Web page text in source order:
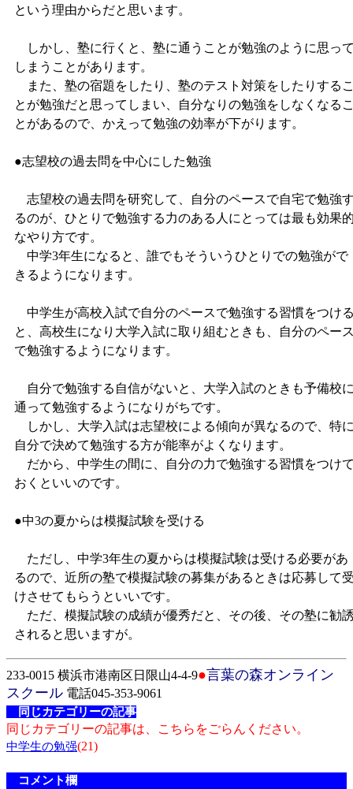
という理由からだと思います。
しかし、塾に行くと、塾に通うことが勉強のように思っ
しまうことがあります。
また、塾の宿題をしたり、塾のテスト対策をしたりする
とが勉強だと思ってしまい、自分なりの勉強をしなくなる
とがあるので、かえって勉強の効率が下がります。
●志望校の過去問を中心にした勉強
志望校の過去問を研究して、自分のペースで自宅で勉強
るのが、ひとりで勉強する力のある人にとっては最も効果
なやり方です。
中学3年生になると、誰でもそういうひとりでの勉強がで
きるようになります。
中学生が高校入試で自分のペースで勉強する習慣をつけ
と、高校生になり大学入試に取り組むときも、自分のペー
で勉強するようになります。
自分で勉強する自信がないと、大学入試のときも予備校
通って勉強するようになりがちです。
しかし、大学入試は志望校による傾向が異なるので、特
自分で決めて勉強する方が能率がよくなります。
だから、中学生の間に、自分の力で勉強する習慣をつけ
おくといいのです。
●中3の夏からは模擬試験を受ける
ただし、中学3年生の夏からは模擬試験は受ける必要があ
るので、近所の塾で模擬試験の募集があるときは応募して
けさせてもらうといいです。
ただ、模擬試験の成績が優秀だと、その後、その塾に勧
されると思いますが。
233-0015 横浜市港南区日限山4-4-9●言葉の森オンライン
スクール 電話045-353-9061
同じカテゴリーの記事
同じカテゴリーの記事は、こちらをごらんください。
中学生の勉强(21)
コメント欄